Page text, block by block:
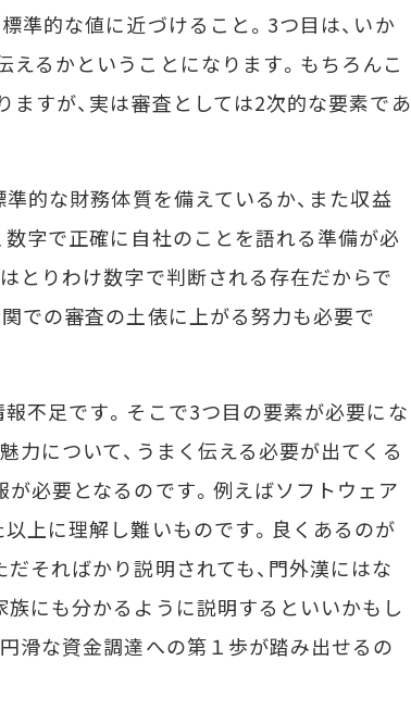
準的な値に近づけること。3つ目は、いか
るかということになります。もちろんこ
すが、実は審査としては2次的な要素であ
的な財務体質を備えているか、また収益
字で正確に自社のことを語れる準備が必
とりわけ数字で判断される存在だからで
での審査の土俵に上がる努力も必要で
不足です。そこで3つ目の要素が必要にな
力について、うまく伝える必要が出てくる
必要となるのです。例えばソフトウェア
上に理解し難いものです。良くあるのが
そればかり説明されても、門外漢にはな
にも分かるように説明するといいかもし
滑な資金調達への第１歩が踏み出せるの